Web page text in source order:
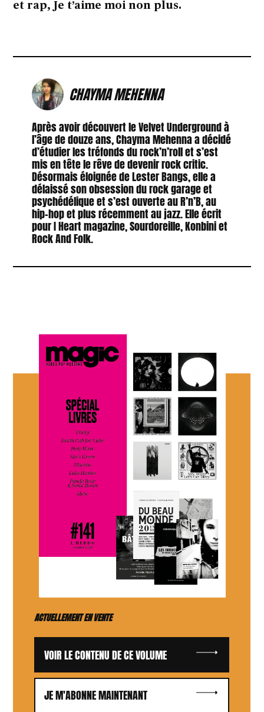
et rap, Je t’aime moi non plus.
CHAYMA MEHENNA
Après avoir découvert le Velvet Underground à
l’âge de douze ans, Chayma Mehenna a décidé
d’étudier les tréfonds du rock’n’roll et s’est
mis en tête le rêve de devenir rock critic.
Désormais éloignée de Lester Bangs, elle a
délaissé son obsession du rock garage et
psychédélique et s’est ouverte au R’n’B, au
hip-hop et plus récemment au jazz. Elle écrit
pour I Heart magazine, Sourdoreille, Konbini et
Rock And Folk.
ACTUELLEMENT EN VENTE
VOIR LE CONTENU DE CE VOLUME
JE M'ABONNE MAINTENANT